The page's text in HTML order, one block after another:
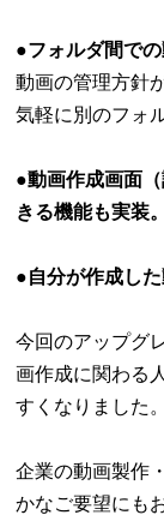
●フォルダ間で
動画の管理方針
気軽に別のフォ
●動画作成画面
きる機能も実装。
●自分が作成し
今回のアップグ
画作成に関わる
すくなりました。
企業の動画製作
かなご要望にも